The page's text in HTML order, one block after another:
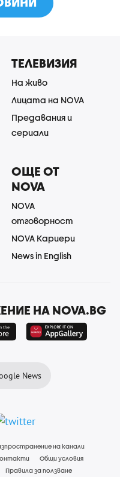
ТЕЛЕВИЗИЯ
На живо
Лицата на NOVA
Предавания и
сериали
ОЩЕ ОТ
NOVA
NOVA
отговорност
NOVA Кариери
News in English
НА NOVA.BG
News
на канали
Общи условия
Правила за ползване